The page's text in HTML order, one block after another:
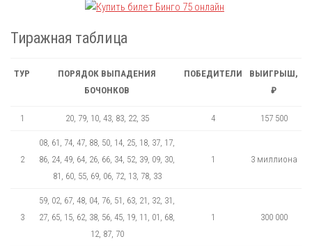
Тиражная таблица
ТУР
ПОРЯДОК ВЫПАДЕНИЯ
БОЧОНКОВ
ПОБЕДИТЕЛИ
ВЫИГРЫШ,
₽
1 20, 79, 10, 43, 83, 22, 35 4 157 500
2
08, 61, 74, 47, 88, 50, 14, 25, 18, 37, 17,
86, 24, 49, 64, 26, 66, 34, 52, 39, 09, 30,
81, 60, 55, 69, 06, 72, 13, 78, 33
1 3 миллиона
3
59, 02, 67, 48, 04, 76, 51, 63, 21, 32, 31,
27, 65, 15, 62, 38, 56, 45, 19, 11, 01, 68,
12, 87, 70
1 300 000